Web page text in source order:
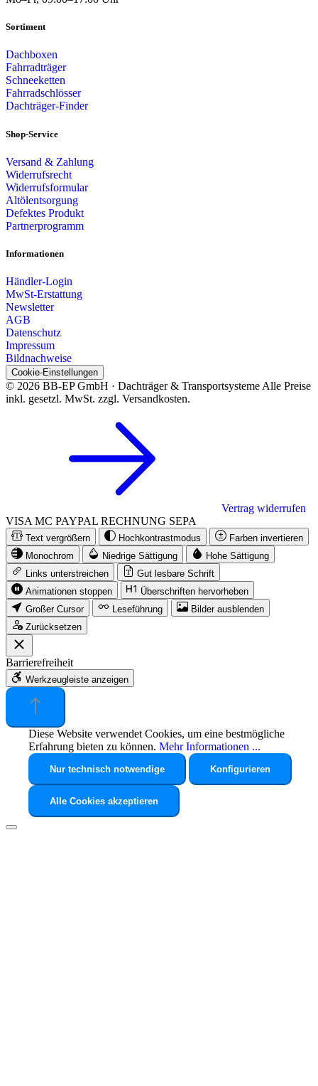
Sortiment
Dachboxen
Fahrradträger
Schneeketten
Fahrradschlösser
Dachträger-Finder
Shop-Service
Versand & Zahlung
Widerrufsrecht
Widerrufsformular
Altölentsorgung
Defektes Produkt
Partnerprogramm
Informationen
Händler-Login
MwSt-Erstattung
Newsletter
AGB
Datenschutz
Impressum
Bildnachweise
Cookie-Einstellungen
© 2026 BB-EP GmbH · Dachträger & Transportsysteme Alle Preise
inkl. gesetzl. MwSt. zzgl. Versandkosten.
Vertrag widerrufen
VISA MC PAYPAL RECHNUNG SEPA
Text vergrößern Hochkontrastmodus
Farben invertieren
Monochrom
Niedrige Sättigung
Hohe Sättigung
Links unterstreichen
Gut lesbare Schrift
Animationen stoppen
Überschriften hervorheben
Großer Cursor
Leseführung
Bilder ausblenden
Zurücksetzen
Barrierefreiheit
Werkzeugleiste anzeigen
Diese Website verwendet Cookies, um eine bestmögliche
Erfahrung bieten zu können. Mehr Informationen ...
Nur technisch notwendige Konfigurieren
Alle Cookies akzeptieren